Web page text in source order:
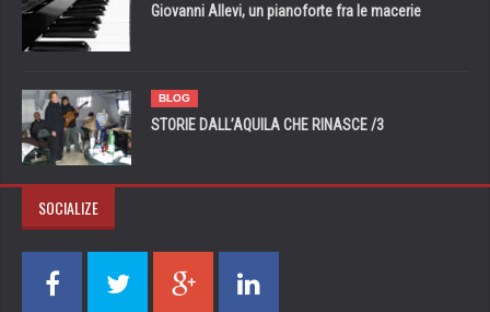
Giovanni Allevi, un pianoforte fra le macerie
BLOG
STORIE DALL’AQUILA CHE RINASCE /3
SOCIALIZE